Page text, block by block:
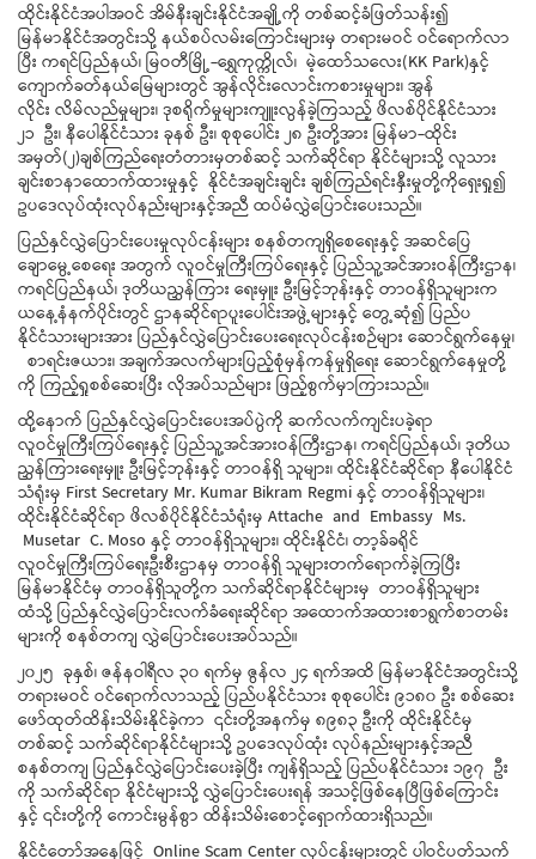
ထိုင်းနိုင်ငံအပါအဝင် အိမ်နီးချင်းနိုင်ငံအချို့ကို တစ်ဆင့်ခံဖြတ်သန်း၍
မြန်မာနိုင်ငံအတွင်းသို့ နယ်စပ်လမ်းကြောင်းများမှ တရားမဝင် ဝင်ရောက်လာ
ပြီး ကရင်ပြည်နယ်၊ မြဝတီမြို့-ရွှေကုက္ကိုလ်၊ မဲ့ထော်သလေး(KK Park)နှင့်
ကျောက်ခတ်နယ်မြေများတွင် အွန်လိုင်းလောင်းကစားမှုများ၊ အွန်
လိုင်း လိမ်လည်မှုများ၊ ဒုစရိုက်မှုများကျူးလွန်ခဲ့ကြသည့် ဖိလစ်ပိုင်နိုင်ငံသား
၂၁ ဦး၊ နီပေါနိုင်ငံသား ခုနစ် ဦး၊ စုစုပေါင်း ၂၈ ဦးတို့အား မြန်မာ-ထိုင်း
အမှတ်(၂)ချစ်ကြည်ရေးတံတားမှတစ်ဆင့် သက်ဆိုင်ရာ နိုင်ငံများသို့ လူသား
ချင်းစာနာထောက်ထားမှုနှင့် နိုင်ငံအချင်းချင်း ချစ်ကြည်ရင်းနှီးမှုတို့ကိုရှေးရှု၍
ဥပဒေလုပ်ထုံးလုပ်နည်းများနှင့်အညီ ထပ်မံလွှဲပြောင်းပေးသည်။
ပြည်နှင်လွှဲပြောင်းပေးမှုလုပ်ငန်းများ စနစ်တကျရှိစေရေးနှင့် အဆင်ပြေ
ချောမွေ့စေရေး အတွက် လူဝင်မှုကြီးကြပ်ရေးနှင့် ပြည်သူ့အင်အားဝန်ကြီးဌာန၊
ကရင်ပြည်နယ်၊ ဒုတိယညွှန်ကြား ရေးမှူး ဦးမြင့်ဘုန်းနှင့် တာဝန်ရှိသူများက
ယနေ့နံနက်ပိုင်းတွင် ဌာနဆိုင်ရာပူးပေါင်းအဖွဲ့များနှင့် တွေ့ဆုံ၍ ပြည်ပ
နိုင်ငံသားများအား ပြည်နှင်လွှဲပြောင်းပေးရေးလုပ်ငန်းစဉ်များ ဆောင်ရွက်နေမှု၊
စာရင်းဇယား၊ အချက်အလက်များပြည့်စုံမှန်ကန်မှုရှိရေး ဆောင်ရွက်နေမှုတို့
ကို ကြည့်ရှုစစ်ဆေးပြီး လိုအပ်သည်များ ဖြည့်စွက်မှာကြားသည်။
ထို့နောက် ပြည်နှင်လွှဲပြောင်းပေးအပ်ပွဲကို ဆက်လက်ကျင်းပခဲ့ရာ
လူဝင်မှုကြီးကြပ်ရေးနှင့် ပြည်သူ့အင်အားဝန်ကြီးဌာန၊ ကရင်ပြည်နယ်၊ ဒုတိယ
ညွှန်ကြားရေးမှူး ဦးမြင့်ဘုန်းနှင့် တာဝန်ရှိ သူများ၊ ထိုင်းနိုင်ငံဆိုင်ရာ နီပေါနိုင်ငံ
သံရုံးမှ First Secretary Mr. Kumar Bikram Regmi နှင့် တာဝန်ရှိသူများ၊
ထိုင်းနိုင်ငံဆိုင်ရာ ဖိလစ်ပိုင်နိုင်ငံသံရုံးမှ Attache and Embassy Ms.
Musetar C. Moso နှင့် တာဝန်ရှိသူများ၊ ထိုင်းနိုင်ငံ၊ တာ့ခ်ခရိုင်
လူဝင်မှုကြီးကြပ်ရေးဦးစီးဌာနမှ တာဝန်ရှိ သူများတက်ရောက်ခဲ့ကြပြီး
မြန်မာနိုင်ငံမှ တာဝန်ရှိသူတို့က သက်ဆိုင်ရာနိုင်ငံများမှ တာဝန်ရှိသူများ
ထံသို့ ပြည်နှင်လွှဲပြောင်းလက်ခံရေးဆိုင်ရာ အထောက်အထားစာရွက်စာတမ်း
များကို စနစ်တကျ လွှဲပြောင်းပေးအပ်သည်။
၂၀၂၅ ခုနှစ်၊ ဇန်နဝါရီလ ၃၀ ရက်မှ ဇွန်လ ၂၄ ရက်အထိ မြန်မာနိုင်ငံအတွင်းသို့
တရားမဝင် ဝင်ရောက်လာသည့် ပြည်ပနိုင်ငံသား စုစုပေါင်း ၉၁၈၀ ဦး စစ်ဆေး
ဖော်ထုတ်ထိန်းသိမ်းနိုင်ခဲ့ကာ ၎င်းတို့အနက်မှ ၈၉၈၃ ဦးကို ထိုင်းနိုင်ငံမှ
တစ်ဆင့် သက်ဆိုင်ရာနိုင်ငံများသို့ ဥပဒေလုပ်ထုံး လုပ်နည်းများနှင့်အညီ
စနစ်တကျ ပြည်နှင်လွှဲပြောင်းပေးခဲ့ပြီး ကျန်ရှိသည့် ပြည်ပနိုင်ငံသား ၁၉၇ ဦး
ကို သက်ဆိုင်ရာ နိုင်ငံများသို့ လွှဲပြောင်းပေးရန် အသင့်ဖြစ်နေပြီဖြစ်ကြောင်း
နှင့် ၎င်းတို့ကို ကောင်းမွန်စွာ ထိန်းသိမ်းစောင့်ရှောက်ထားရှိသည်။
နိုင်ငံတော်အနေဖြင့် Online Scam Center လုပ်ငန်းများတွင် ပါဝင်ပတ်သက်